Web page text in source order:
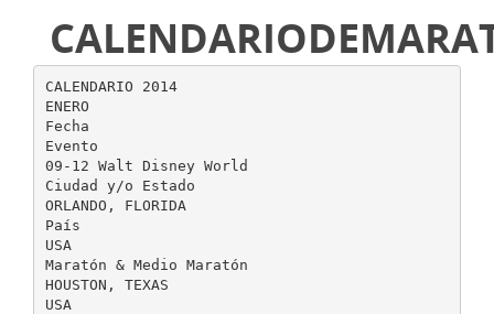
CALENDARIO 2014
ENERO
Fecha
Evento
09-12 Walt Disney World
Ciudad y/o Estado
ORLANDO, FLORIDA
País
USA
Maratón & Medio Maratón
HOUSTON, TEXAS
USA